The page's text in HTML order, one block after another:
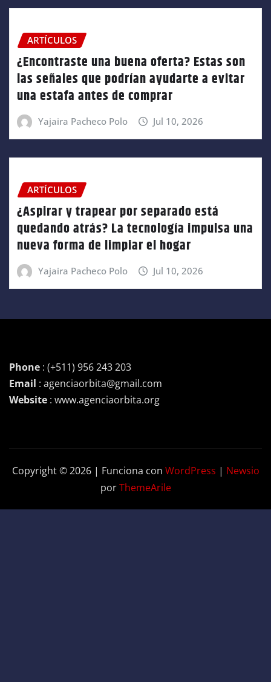
ARTÍCULOS
¿Encontraste una buena oferta? Estas son
las señales que podrían ayudarte a evitar
una estafa antes de comprar
Yajaira Pacheco Polo Jul 10, 2026
ARTÍCULOS
¿Aspirar y trapear por separado está
quedando atrás? La tecnología impulsa una
nueva forma de limpiar el hogar
Yajaira Pacheco Polo Jul 10, 2026
Phone : (+511) 956 243 203
Email : agenciaorbita@gmail.com
Website : www.agenciaorbita.org
Copyright © 2026 | Funciona con WordPress | Newsio
porThemeArile